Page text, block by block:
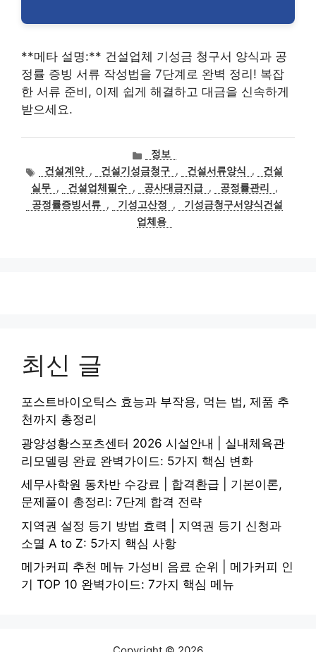
**메타 설명:** 건설업체 기성금 청구서 양식과 공
정률 증빙 서류 작성법을 7단계로 완벽 정리! 복잡
한 서류 준비, 이제 쉽게 해결하고 대금을 신속하게
받으세요.
카
테
고
리
정보
태
그
건설계약 , 건설기성금청구 , 건설서류양식 ,
건설
실무 , 건설업체필수 , 공사대금지급 , 공정률관리
,
공정률증빙서류 , 기성고산정 ,
기성금청구서양식건설
업체용
최신 글
포스트바이오틱스 효능과 부작용, 먹는 법, 제품 추
천까지 총정리
광양성황스포츠센터 2026 시설안내 | 실내체육관
리모델링 완료 완벽가이드: 5가지 핵심 변화
세무사학원 동차반 수강료 | 합격환급 | 기본이론,
문제풀이 총정리: 7단계 합격 전략
지역권 설정 등기 방법 효력 | 지역권 등기 신청과
소멸 A to Z: 5가지 핵심 사항
메가커피 추천 메뉴 가성비 음료 순위 | 메가커피 인
기 TOP 10 완벽가이드: 7가지 핵심 메뉴